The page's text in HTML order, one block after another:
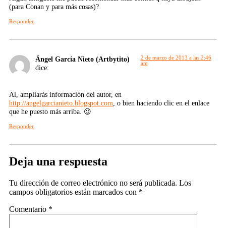
(para Conan y para más cosas)?
Responder
Ángel García Nieto (Artbytito)
dice:
2 de marzo de 2013 a las 2:46
am
Al, ampliarás información del autor, en
http://angelgarcianieto.blogspot.com, o bien haciendo clic en el enlace
que he puesto más arriba. 😉
Responder
Deja una respuesta
Tu dirección de correo electrónico no será publicada. Los
campos obligatorios están marcados con *
Comentario *